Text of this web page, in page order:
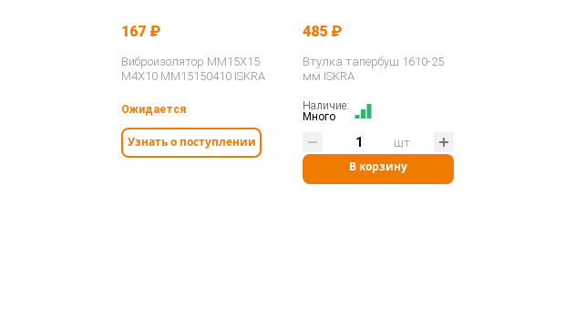
167 ₽
Виброизолятор MM15X15
M4X10 MM15150410 ISKRA
Ожидается
Узнать о поступлении
485 ₽
Втулка тапербуш 1610-25
мм ISKRA
Наличие:
Много
В корзину
шт